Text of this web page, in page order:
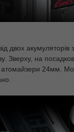
двох акумуляторів
Зверху, на
атомайзери 24мм.